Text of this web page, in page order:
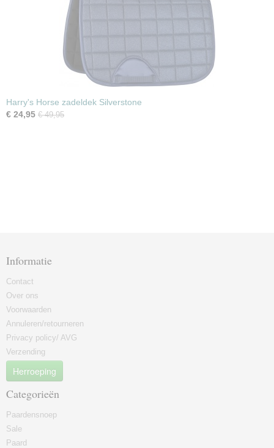
Harry's Horse zadeldek Silverstone
€ 24,95 € 49,95
Informatie
Contact
Over ons
Voorwaarden
Annuleren/retourneren
Privacy policy/ AVG
Verzending
Herroeping
Categorieën
Paardensnoep
Sale
Paard